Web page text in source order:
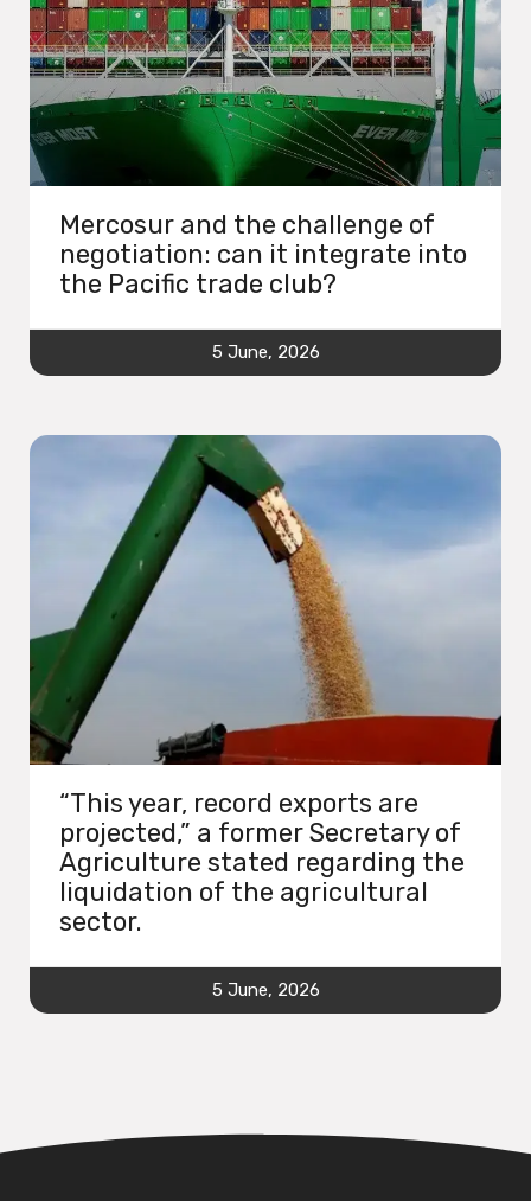
Mercosur and the challenge of
negotiation: can it integrate into
the Pacific trade club?
5 June, 2026
“This year, record exports are
projected,” a former Secretary of
Agriculture stated regarding the
liquidation of the agricultural
sector.
5 June, 2026